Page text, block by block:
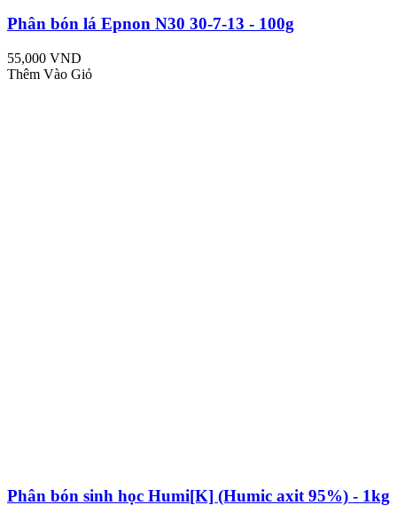
Phân bón lá Epnon N30 30-7-13 - 100g
55,000 VND
Thêm Vào Giỏ
Phân bón sinh học Humi[K] (Humic axit 95%) - 1kg